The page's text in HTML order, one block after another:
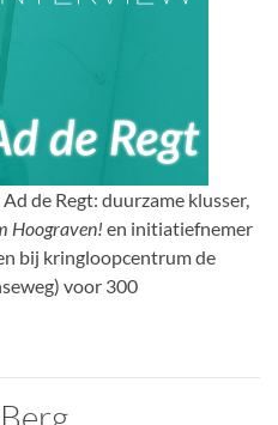
de Regt: duurzame klusser,
Hoograven! en initiatiefnemer
bij kringloopcentrum de
voor 300